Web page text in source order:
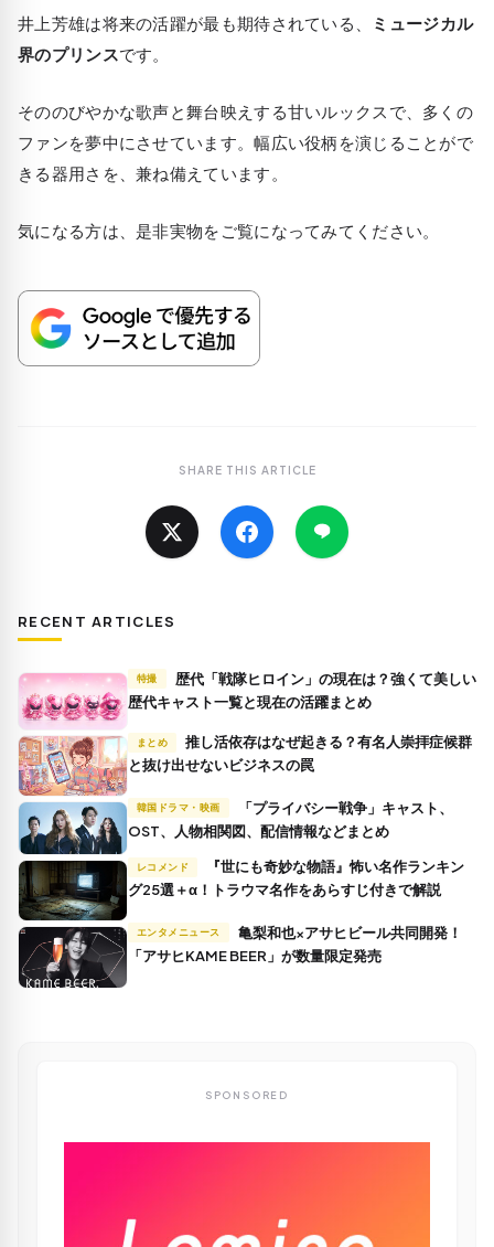
井上芳雄は将来の活躍が最も期待されている、
ミュージカル
界のプリンスです。
そののびやかな歌声と舞台映えする甘いルックスで、多くの
ファンを夢中にさせています。幅広い役柄を演じることがで
きる器用さを、兼ね備えています。
気になる方は、是非実物をご覧になってみてください。
SHARE THIS ARTICLE
RECENT ARTICLES
特撮
歴代キャスト一覧と現在の活躍まとめ
まとめ
推し活依存はなぜ起きる？有名人崇拝症候群
と抜け出せないビジネスの罠
韓国ドラマ・映画
OST、人物相関図、配信情報などまとめ
レコメンド
グ25選＋α！トラウマ名作をあらすじ付きで解説
エンタメニュース
「アサヒKAME BEER」が数量限定発売
SPONSORED